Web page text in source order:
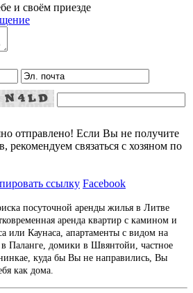
и своём приезде
отправлено! Если Вы не получите
рекомендуем связаться с хозяном по
ссылку Facebook
посуточной аренды жилья в Литве
аренда квартир с камином и
или Каунаса, апартаменты с видом на
Паланге, домики в Швянтойи, частное
куда бы Вы не направились, Вы
как дома.